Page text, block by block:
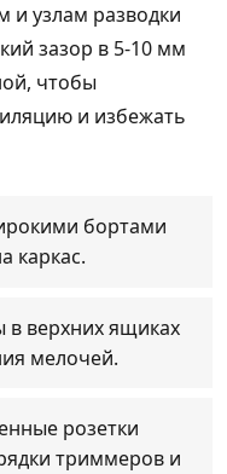
и узлам разводки
зазор в 5-10 мм
чтобы
и избежать
бортами
каркас.
в верхних ящиках
мелочей.
розетки
триммеров и